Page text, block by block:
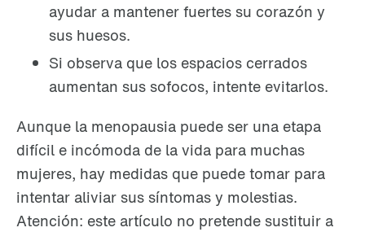
ayudar a mantener fuertes su corazón y
sus huesos.
Si observa que los espacios cerrados
aumentan sus sofocos, intente evitarlos.
Aunque la menopausia puede ser una etapa
difícil e incómoda de la vida para muchas
mujeres, hay medidas que puede tomar para
intentar aliviar sus síntomas y molestias.
Atención: este artículo no pretende sustituir a